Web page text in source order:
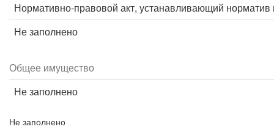
Нормативно-правовой акт, устанавливающий норматив
Не заполнено
Общее имущество
Не заполнено
Не заполнено